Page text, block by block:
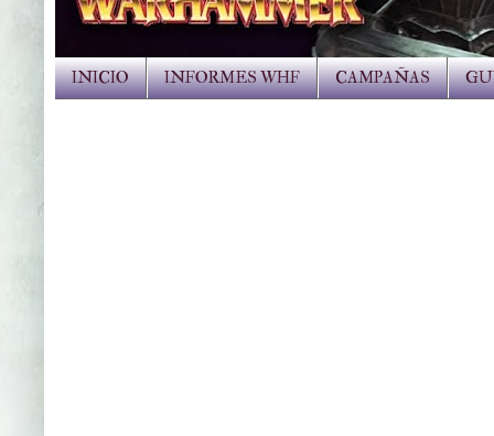
INICIO INFORMES WHF CAMPAÑAS